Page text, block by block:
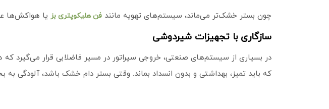
چون بستر خشک‌تر می‌ماند، سیستم‌های تهویه مانند فن هلیکوپتری بز یا هواکش‌ها
سازگاری با تجهیزات شیردوشی
در بسیاری از سیستم‌های صنعتی، خروجی سپراتور در مسیر فاضلابی قرار
که باید تمیز، بهداشتی و بدون انسداد بماند. وقتی بستر دام خشک باشد، آلودگی